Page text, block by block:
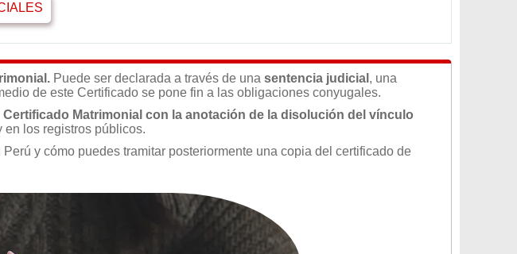
Puede ser declarada a través de una sentencia judicial , una
de este Certificado se pone fin a las obligaciones conyugales.
Certificado Matrimonial con la anotación de la disolución del vínculo
en los registros públicos.
y cómo puedes tramitar posteriormente una copia del certificado de